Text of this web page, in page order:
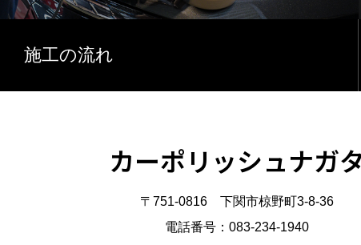
施工の流れ
カーポリッシュナガ
〒751-0816 下関市椋野町3-8-36
電話番号：083-234-1940